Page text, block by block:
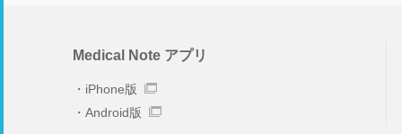
Medical Note アプリ
iPhone版
Android版